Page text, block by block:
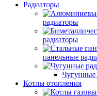
Радиаторы
радиаторы
радиаторы
панельные
Котлы отопления